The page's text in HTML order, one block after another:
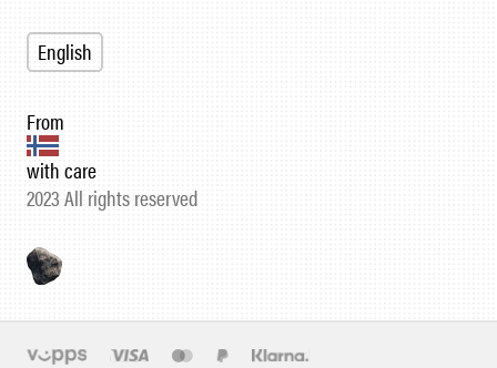
From
with care
2023 All rights reserved
English